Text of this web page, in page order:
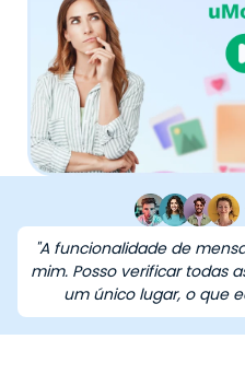
"A funcionalidade de
mim. Posso verificar todas
um único lugar, o que